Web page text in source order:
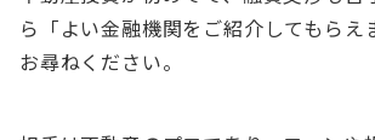
ら「よい金融機関をご紹介してもらえ
お尋ねください。